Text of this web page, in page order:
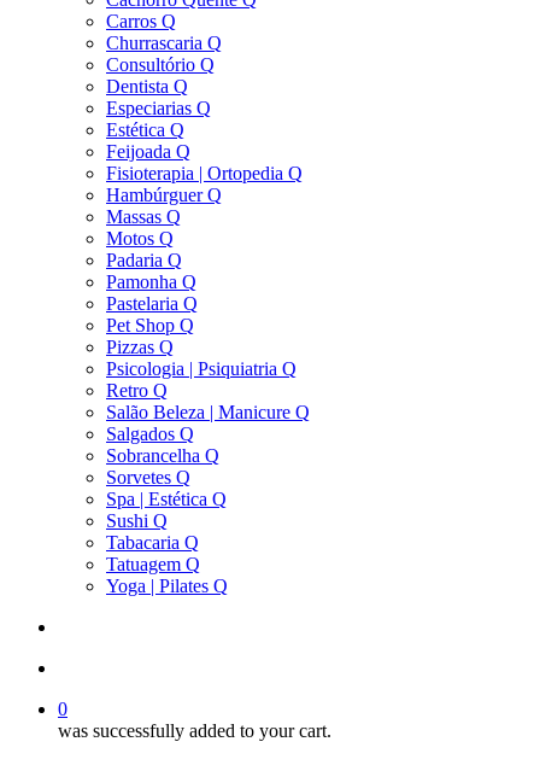
Carros Q
Churrascaria Q
Consultório Q
Dentista Q
Especiarias Q
Estética Q
Feijoada Q
Fisioterapia | Ortopedia Q
Hambúrguer Q
Massas Q
Motos Q
Padaria Q
Pamonha Q
Pastelaria Q
Pet Shop Q
Pizzas Q
Psicologia | Psiquiatria Q
Retro Q
Salão Beleza | Manicure Q
Salgados Q
Sobrancelha Q
Sorvetes Q
Spa | Estética Q
Sushi Q
Tabacaria Q
Tatuagem Q
Yoga | Pilates Q
0
was successfully added to your cart.